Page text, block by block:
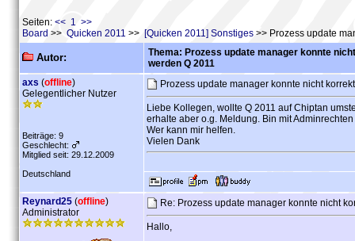
Seiten: << 1 >>
Board >> Quicken 2011 >> [Quicken 2011] Sonstiges >> Prozess update
Autor:
Thema: Prozess update manager konnte
werden Q 2011
axs (offline)
Gelegentlicher Nutzer
Beiträge: 9
Geschlecht:
Mitglied seit: 29.12.2009
Deutschland
Prozess update manager konnte nicht
Liebe Kollegen, wollte Q 2011 auf Chiptan
erhalte aber o.g. Meldung. Bin mit
Wer kann mir helfen.
Vielen Dank
Reynard25 (offline)
Administrator
Re: Prozess update manager konnte nicht
Hallo,